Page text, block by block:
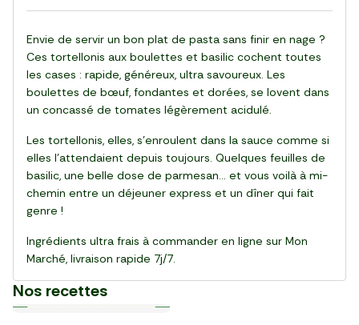
Envie de servir un bon plat de pasta sans finir en nage ?
Ces tortellonis aux boulettes et basilic cochent toutes
les cases : rapide, généreux, ultra savoureux. Les
boulettes de bœuf, fondantes et dorées, se lovent dans
un concassé de tomates légèrement acidulé.
Les tortellonis, elles, s’enroulent dans la sauce comme si
elles l’attendaient depuis toujours. Quelques feuilles de
basilic, une belle dose de parmesan… et vous voilà à mi-
chemin entre un déjeuner express et un dîner qui fait
genre !
Ingrédients ultra frais à commander en ligne sur Mon
Marché, livraison rapide 7j/7.
Nos recettes